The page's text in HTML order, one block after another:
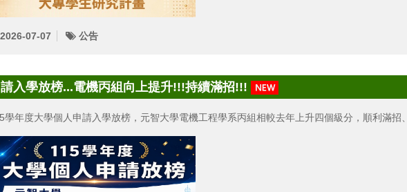
07-07 公告
入學放榜...電機丙組向上提升!!!持續滿招!!!
學年度大學個人申請入學放榜，元智大學電機工程學系丙組相較去年上升四個級分，順利滿招